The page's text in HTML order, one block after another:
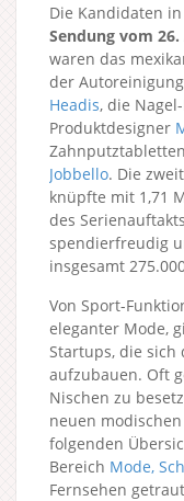
Die Kandidaten
Sendung vom
waren das
der
Headis, die
Produktdesigner
Zahnputztabletten
Jobbello. Die
knüpfte mit 1,71
des
spendierfreudig
insgesamt
Von Sport-
eleganter Mode,
Startups, die sich
aufzubauen. Oft
Nischen zu
neuen
folgenden
Bereich Mode,
Fernsehen